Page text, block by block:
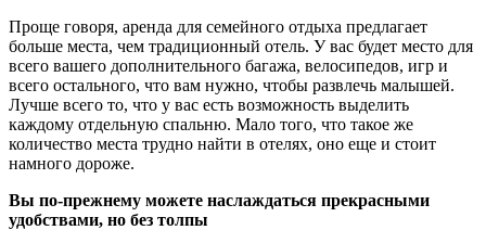
Проще говоря, аренда для семейного отдыха предлагает
больше места, чем традиционный отель. У вас будет место для
всего вашего дополнительного багажа, велосипедов, игр и
всего остального, что вам нужно, чтобы развлечь малышей.
Лучше всего то, что у вас есть возможность выделить
каждому отдельную спальню. Мало того, что такое же
количество места трудно найти в отелях, оно еще и стоит
намного дороже.
Вы по-прежнему можете наслаждаться прекрасными
удобствами, но без толпы